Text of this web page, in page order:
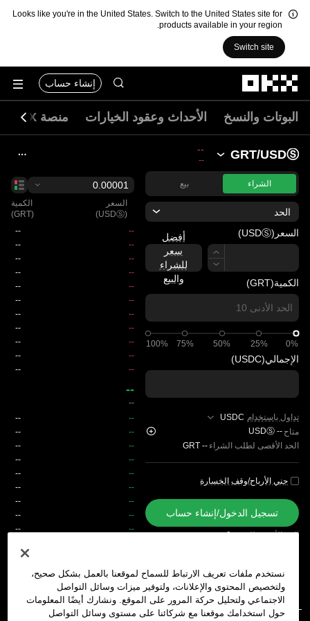
Looks like you're in the United States. Switch to the United States site for
products available in your region.
Switch site
إنشاء حساب
البوتات والنسخ الأحداث وعقود الخيارات منصة DEX
GRT/USDⓈ
--
--
الشراء بيع
الحد
السعر (USDⓈ)
السعر
أفضل
سعر
للشراء
والبيع
الكمية(GRT)
‏‎25‎%‎‏
‏‎75‎%‎‏
‏‎100‎%‎‏
الإجمالي(USDC)
تداول باستخدام USDC
متاح --
USDⓈ
الحد الأقصى لطلب الشراء --
GRT
جني الأرباح/وقف الخسارة
تسجيل الدخول/إنشاء حساب
الحد الأقصى للسعر 0
(USDⓈ)
(GRT)
--
--
الطلبات المفتوحة سجل الطلبات المراكز المفتوحة سجل المراكز
نستخدم ملفات تعريف الارتباط للسماح لموقعنا بالعمل بشكل صحيح،
ولتخصيص المحتوى والإعلانات، ولتوفير ميزات وسائل التواصل
الاجتماعي ولتحليل حركة المرور على الموقع. ونشارك أيضًا المعلومات
حول استخدامك موقعنا مع شركائنا على مستوى وسائل التواصل